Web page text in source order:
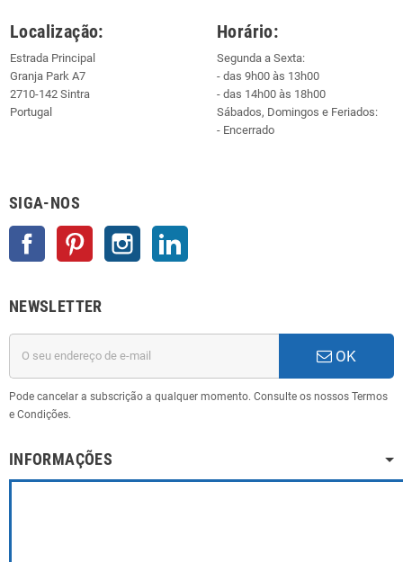
Localização:
Estrada Principal
Granja Park A7
2710-142 Sintra
Portugal
Horário:
Segunda a Sexta:
- das 9h00 às 13h00
- das 14h00 às 18h00
Sábados, Domingos e Feriados:
- Encerrado
SIGA-NOS
Facebook Pinterest Instagram
NEWSLETTER
OK
Pode cancelar a subscrição a qualquer momento. Consulte os nossos Termos
e Condições.
INFORMAÇÕES